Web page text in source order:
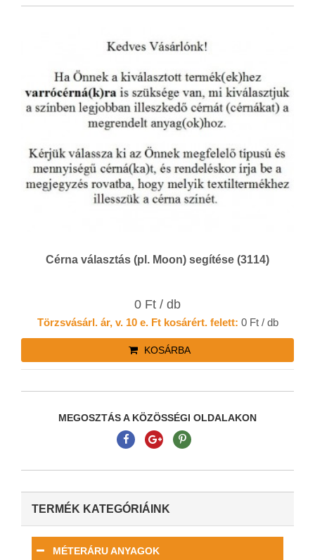
Cérna választás (pl. Moon) segítése (3114)
0 Ft / db
Törzsvásárl. ár, v. 10 e. Ft kosárért. felett: 0 Ft / db
KOSÁRBA
MEGOSZTÁS A KÖZÖSSÉGI OLDALAKON
TERMÉK KATEGÓRIÁINK
MÉTERÁRU ANYAGOK